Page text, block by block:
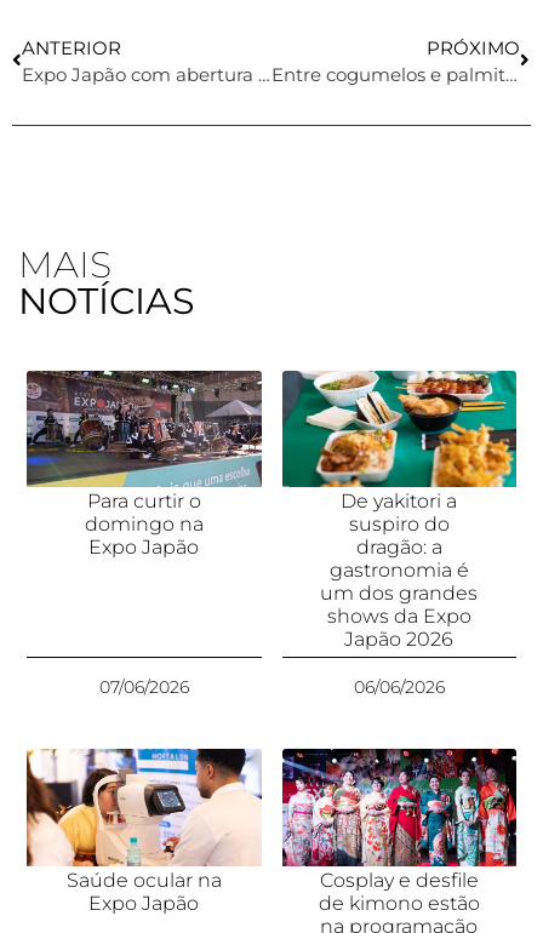
ANTERIOR
Expo Japão com abertura oficial e muitas atrações
PRÓXIMO
Entre cogumelos e palmitos
MAIS
NOTÍCIAS
Para curtir o
domingo na
Expo Japão
07/06/2026
De yakitori a
suspiro do
dragão: a
gastronomia é
um dos grandes
shows da Expo
Japão 2026
06/06/2026
Saúde ocular na
Expo Japão
Cosplay e desfile
de kimono estão
na programação